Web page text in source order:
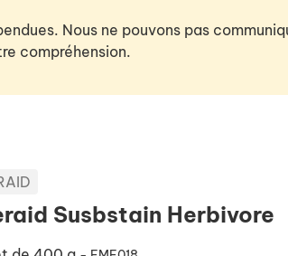
Nous ne pouvons pas
compréhension.
Susbstain Herbivore